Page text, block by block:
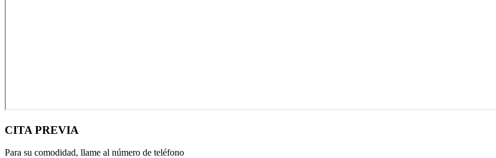
CITA PREVIA
Para su comodidad, llame al número de teléfono